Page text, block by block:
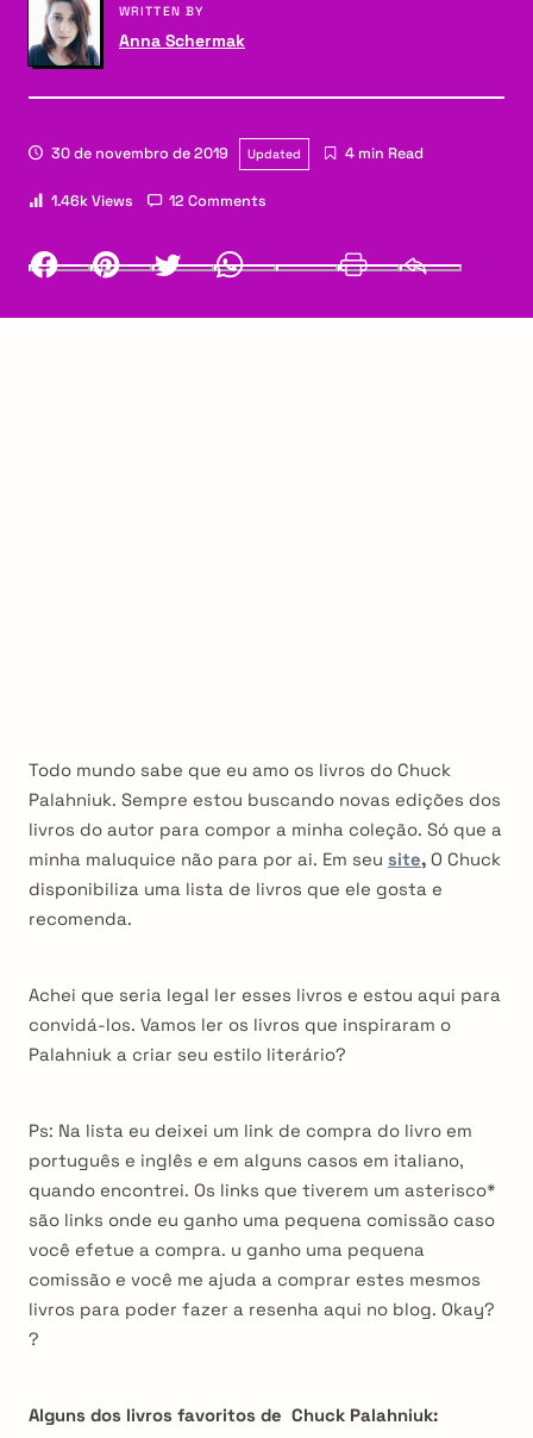
WRITTEN BY
Anna Schermak
30 de novembro de 2019 Updated 4 min Read
1.46k Views 12 Comments
Facebook PinterestTwitter
Todo mundo sabe que eu amo os livros do Chuck
Palahniuk. Sempre estou buscando novas edições dos
livros do autor para compor a minha coleção. Só que a
minha maluquice não para por ai. Em seu site, O Chuck
disponibiliza uma lista de livros que ele gosta e
recomenda.
Achei que seria legal ler esses livros e estou aqui para
convidá-los. Vamos ler os livros que inspiraram o
Palahniuk a criar seu estilo literário?
Ps: Na lista eu deixei um link de compra do livro em
português e inglês e em alguns casos em italiano,
quando encontrei. Os links que tiverem um asterisco*
são links onde eu ganho uma pequena comissão caso
você efetue a compra. u ganho uma pequena
comissão e você me ajuda a comprar estes mesmos
livros para poder fazer a resenha aqui no blog. Okay?
?
Alguns dos livros favoritos de Chuck Palahniuk: